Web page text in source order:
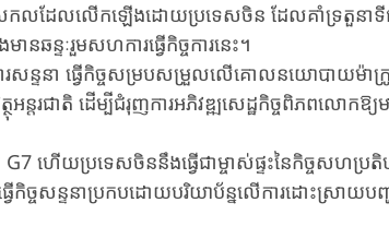
សកលដែលលើកឡើងដោយប្រទេសចិន ដែលគាំទ្រតួនាទី
នឆន្ទៈរួមសហការធ្វើកិច្ចការនេះ។
ារសន្ទនា ធ្វើកិច្ចសម្របសម្រួលលើគោលនយោបាយម៉ាក្រូ
ន្តរជាតិ ដើម្បីជំរុញការអភិវឌ្ឍសេដ្ឋកិច្ចពិភពលោកឱ្យ
ហើយប្រទេសចិននឹងធ្វើជាម្ចាស់ផ្ទះនៃកិច្ចសហប្រតិ
វើកិច្ចសន្ទនាប្រកបដោយបរិយាប័ន្នលើការដោះស្រាយបញ្